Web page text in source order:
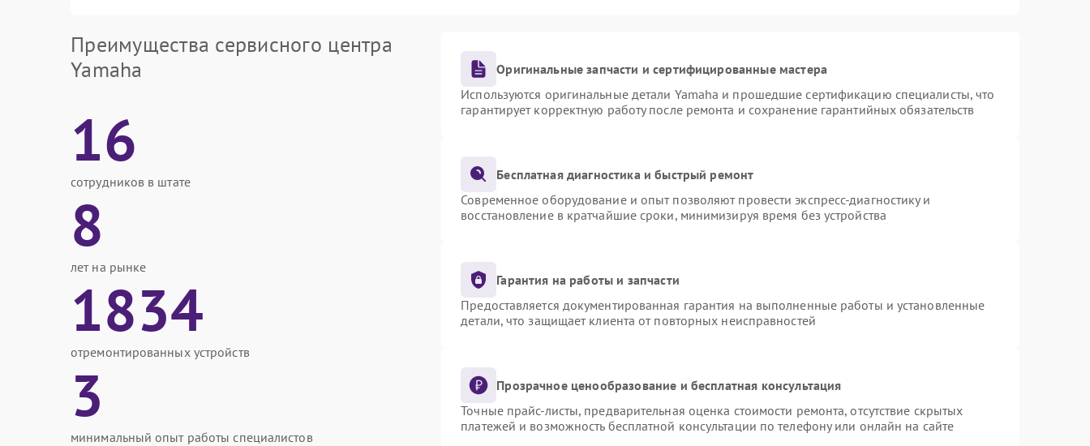
Преимущества сервисного центра
Yamaha
16
сотрудников в штате
8
лет на рынке
1834
отремонтированных устройств
3
минимальный опыт работы специалистов
Оригинальные запчасти и сертифицированные мастера
Используются оригинальные детали Yamaha и прошедшие сертификацию специалисты, что
гарантирует корректную работу после ремонта и сохранение гарантийных обязательств
Бесплатная диагностика и быстрый ремонт
Современное оборудование и опыт позволяют провести экспресс-диагностику и
восстановление в кратчайшие сроки, минимизируя время без устройства
Гарантия на работы и запчасти
Предоставляется документированная гарантия на выполненные работы и установленные
детали, что защищает клиента от повторных неисправностей
Прозрачное ценообразование и бесплатная консультация
Точные прайс-листы, предварительная оценка стоимости ремонта, отсутствие скрытых
платежей и возможность бесплатной консультации по телефону или онлайн на сайте